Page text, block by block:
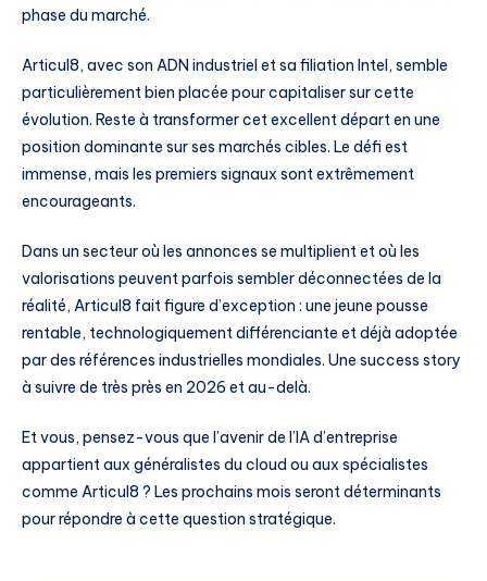
phase du marché.
Articul8, avec son ADN industriel et sa filiation Intel, semble
particulièrement bien placée pour capitaliser sur cette
évolution. Reste à transformer cet excellent départ en une
position dominante sur ses marchés cibles. Le défi est
immense, mais les premiers signaux sont extrêmement
encourageants.
Dans un secteur où les annonces se multiplient et où les
valorisations peuvent parfois sembler déconnectées de la
réalité, Articul8 fait figure d’exception : une jeune pousse
rentable, technologiquement différenciante et déjà adoptée
par des références industrielles mondiales. Une success story
à suivre de très près en 2026 et au-delà.
Et vous, pensez-vous que l’avenir de l’IA d’entreprise
appartient aux généralistes du cloud ou aux spécialistes
comme Articul8 ? Les prochains mois seront déterminants
pour répondre à cette question stratégique.